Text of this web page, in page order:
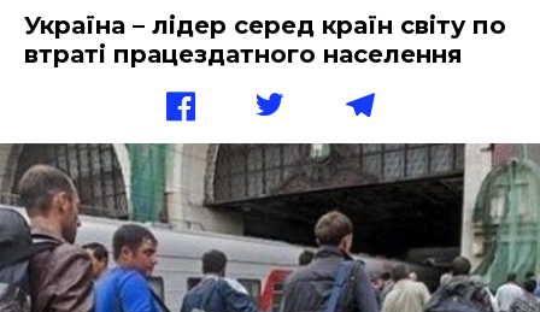
Україна – лідер серед країн світу по
втраті працездатного населення